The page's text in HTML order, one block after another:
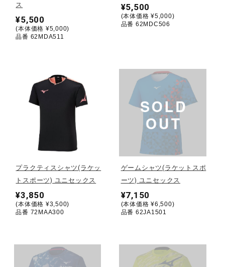
陸上競技
ソフトボール
ウィンタースポーツ
ワーキング
ス
¥5,500
(本体価格 ¥5,000)
品番 62MDA511
¥5,500
(本体価格 ¥5,000)
品番 62MDC506
プラクティスシャツ(ラケッ
トスポーツ) ユニセックス
¥3,850
(本体価格 ¥3,500)
品番 72MAA300
ゲームシャツ(ラケットスポ
ーツ) ユニセックス
¥7,150
(本体価格 ¥6,500)
品番 62JA1501